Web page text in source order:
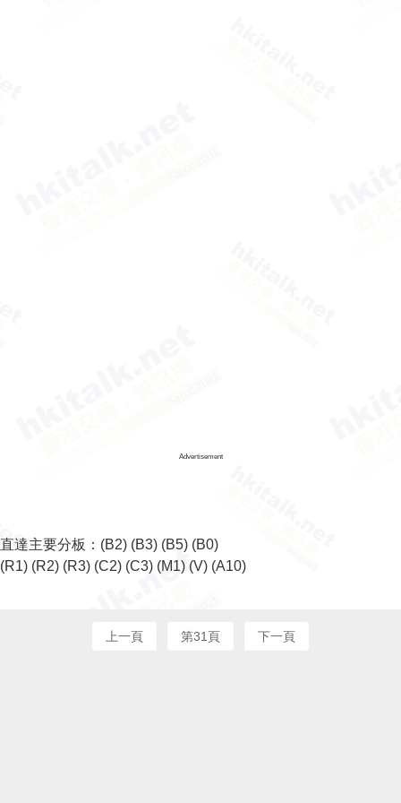
Advertisement
直達主要分板： (B2) (B3) (B5) (B0)
(R1) (R2) (R3) (C2) (C3) (M1) (V) (A10)
上一頁 第31頁 下一頁